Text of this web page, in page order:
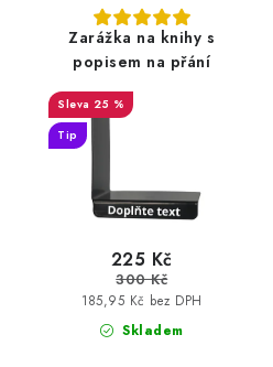
Zarážka na knihy s
popisem na přání
25 %
Tip
Skladem
185,95 Kč bez DPH
225 Kč
300 Kč